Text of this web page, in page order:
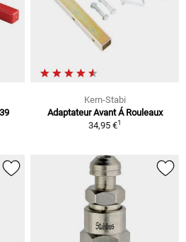
Kern-Stabi
Adaptateur Avant Á Rouleaux
34,95 €1